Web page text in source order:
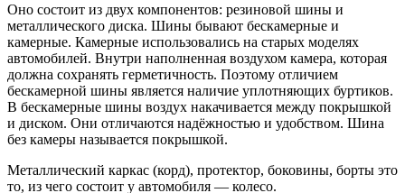
Оно состоит из двух компонентов: резиновой шины и
металлического диска. Шины бывают бескамерные и
камерные. Камерные использовались на старых моделях
автомобилей. Внутри наполненная воздухом камера, которая
должна сохранять герметичность. Поэтому отличием
бескамерной шины является наличие уплотняющих буртиков.
В бескамерные шины воздух накачивается между покрышкой
и диском. Они отличаются надёжностью и удобством. Шина
без камеры называется покрышкой.
Металлический каркас (корд), протектор, боковины, борты это
то, из чего состоит у автомобиля — колесо.